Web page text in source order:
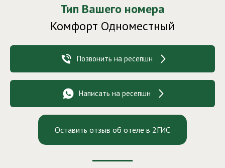
Тип Вашего номера
Комфорт Одноместный
Позвонить на ресепшн
Написать на ресепшн
Оставить отзыв об отеле в 2ГИС